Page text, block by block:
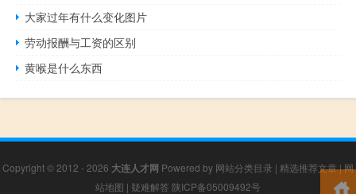
大家过年有什么变化图片
劳动报酬与工资的区别
黄喉是什么东西
Copyright © 2012 - 2026 大连人才网 Powered by 网站分类目录 | 精选推荐文章|网
站地图 | 疑难解答 陕ICP备05009492号